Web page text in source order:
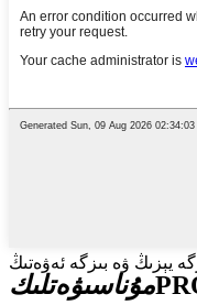
يېزىڭ ۋە بىزگە ئەۋەتىڭ
مۇناسىۋەتلىك